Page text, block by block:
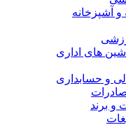
و آشپزخانه
های اداری
و حسابداری
برند